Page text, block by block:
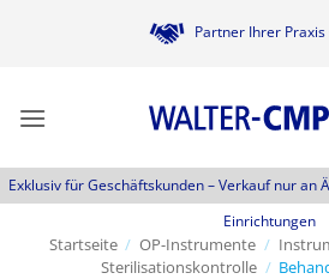
Partner Ihrer
Exklusiv für Geschäftskunden –Verkauf nur an
Einrichtungen
Startseite / OP-Instrumente /
Sterilisationskontrolle /